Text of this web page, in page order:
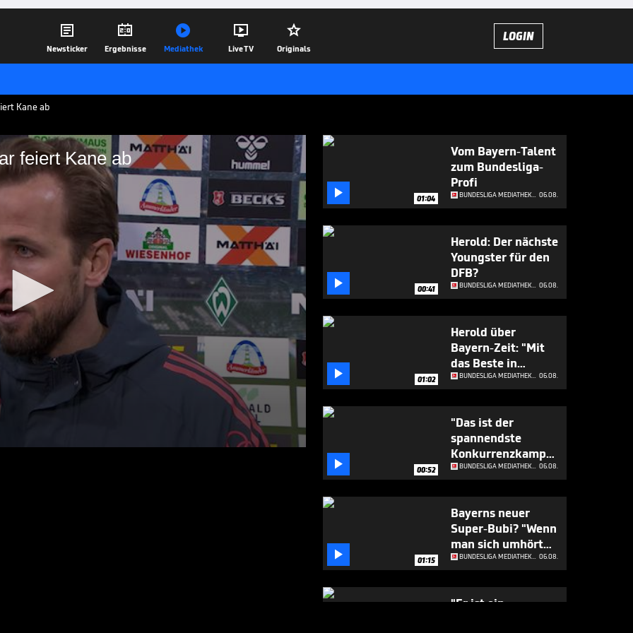

Newsticker

Ergebnisse

Mediathek

Live TV

Originals
LOGIN
Kane ab
feiert Kane ab
Star feiert Kane ab
Vertrag beim FC Bayern München.
Harry Kane heben seine Wichtigkeit
15.02.26
 01:04
Vom Bayern-Talent
zum Bundesliga-
Profi
BUNDESLIGA MEDIATHEK HIGHLIGHTS 06.08.
 00:41
Herold: Der nächste
Youngster für den
DFB?
BUNDESLIGA MEDIATHEK HIGHLIGHTS 06.08.
 01:02
Herold über
Bayern-Zeit: "Mit
das Beste in
Europa"
BUNDESLIGA MEDIATHEK HIGHLIGHTS 06.08.
 00:52
"Das ist der
spannendste
Konkurrenzkampf
beim FC Bayern"
BUNDESLIGA MEDIATHEK HIGHLIGHTS 06.08.
 01:15
Bayerns neuer
Super-Bubi? "Wenn
man sich umhört
..."
BUNDESLIGA MEDIATHEK HIGHLIGHTS 06.08.
"Er ist ein